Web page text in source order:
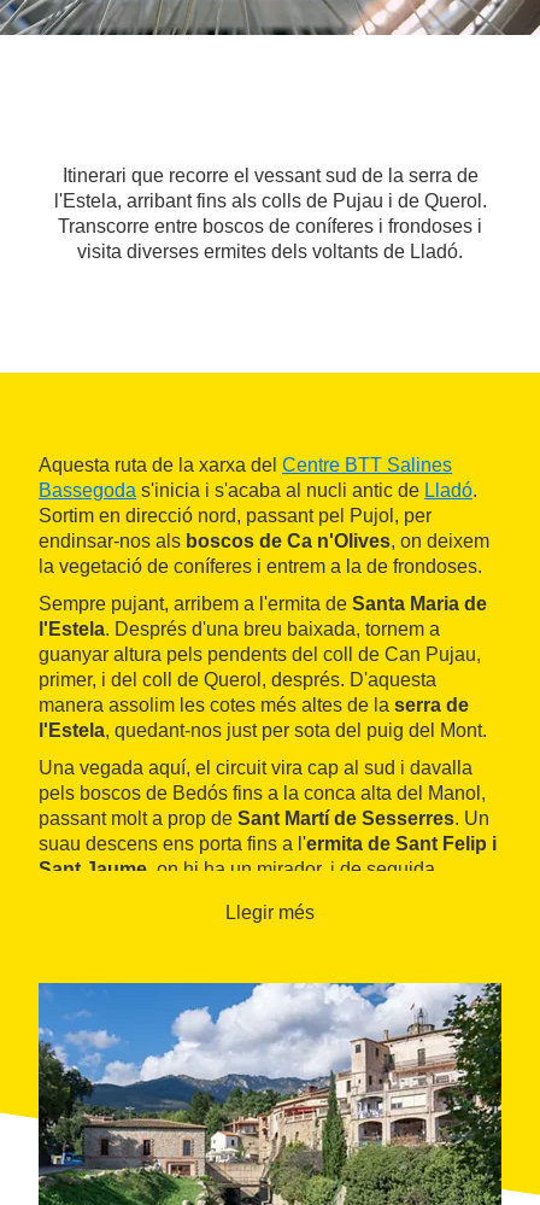
Itinerari que recorre el vessant sud de la serra de
l'Estela, arribant fins als colls de Pujau i de Querol.
Transcorre entre boscos de coníferes i frondoses i
visita diverses ermites dels voltants de Lladó.
Aquesta ruta de la xarxa del Centre BTT Salines
Bassegoda s'inicia i s'acaba al nucli antic de Lladó.
Sortim en direcció nord, passant pel Pujol, per
endinsar-nos als boscos de Ca n'Olives, on deixem
la vegetació de coníferes i entrem a la de frondoses.
Sempre pujant, arribem a l'ermita de Santa Maria de
l'Estela. Després d'una breu baixada, tornem a
guanyar altura pels pendents del coll de Can Pujau,
primer, i del coll de Querol, després. D'aquesta
manera assolim les cotes més altes de la serra de
l'Estela, quedant-nos just per sota del puig del Mont.
Una vegada aquí, el circuit vira cap al sud i davalla
pels boscos de Bedós fins a la conca alta del Manol,
passant molt a prop de Sant Martí de Sesserres. Un
suau descens ens porta fins a l'ermita de Sant Felip i
Sant Jaume , on hi ha un mirador, i de seguida
Llegir més